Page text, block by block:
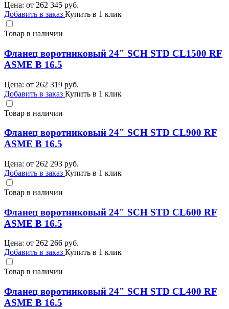
Цена: от 262 345 руб.
Добавить в заказ Купить в 1 клик
Товар в наличии
Фланец воротниковый 24" SCH STD CL1500 RF
ASME B 16.5
Цена: от 262 319 руб.
Добавить в заказ Купить в 1 клик
Товар в наличии
Фланец воротниковый 24" SCH STD CL900 RF
ASME B 16.5
Цена: от 262 293 руб.
Добавить в заказ Купить в 1 клик
Товар в наличии
Фланец воротниковый 24" SCH STD CL600 RF
ASME B 16.5
Цена: от 262 266 руб.
Добавить в заказ Купить в 1 клик
Товар в наличии
Фланец воротниковый 24" SCH STD CL400 RF
ASME B 16.5